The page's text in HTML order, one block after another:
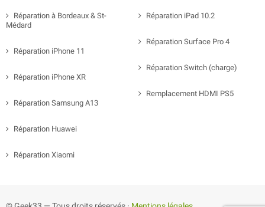
Réparation à Bordeaux & St-
Médard
Réparation iPhone 11
Réparation iPhone XR
Réparation Samsung A13
Réparation Huawei
Réparation Xiaomi
Réparation iPad 10.2
Réparation Surface Pro 4
Réparation Switch (charge)
Remplacement HDMI PS5